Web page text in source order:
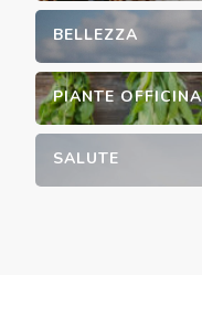
BELLEZZA
PIANTE
SALUTE